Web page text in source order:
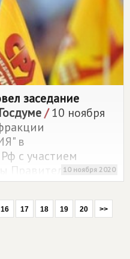
заседание
/10 ноября
в
с участием
Правительства РФ,
заместитель
ГД по
и
10 ноября 2020
16 17 18 19 20 >>